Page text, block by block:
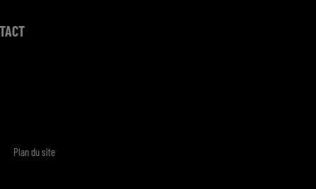
Plan du site